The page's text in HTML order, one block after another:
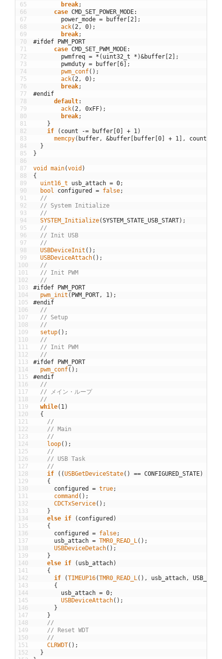
65
66
67
68
69
70
71
72
73
74
75
76
77
78
79
80
81
82
83
84
85
86
87
88
89
90
91
92
93
94
95
96
97
98
99
100
101
102
103
104
105
106
107
108
109
110
111
112
113
114
115
116
117
118
119
120
121
122
123
124
125
126
127
128
129
130
131
132
133
134
135
136
137
138
139
140
141
142
143
144
145
146
147
148
149
150
151
152
break;
case CMD_SET_POWER_MODE:
power_mode = buffer [2 ] ;
ack( 2 , 0) ;
break;
#ifdef PWM_PORT
case CMD_SET_PWM_MODE:
pwmfreq = * ( uint32_t * )&buffer [2 ] ;
pwmduty = buffer [6] ;
pwm_conf( ) ;
ack( 2 , 0) ;
break;
#endif
default:
ack( 2 , 0xFF) ;
break;
}
if
( count -= buffer [0] + 1 )
memcpy( buffer , &buffer [ buffer [0] + 1 ] , count
}
}
void main(void )
{
uint16_t usb_attach = 0;
bool
configured = false;
//
// System Initialize
//
SYSTEM_Initialize(SYSTEM_STATE_USB_START) ;
//
// Init USB
//
USBDeviceInit ( ) ;
USBDeviceAttach( ) ;
//
// Init PWM
//
#ifdef PWM_PORT
pwm_init ( PWM_PORT , 1 ) ;
#endif
//
// Setup
//
setup( ) ;
//
// Init PWM
//
#ifdef PWM_PORT
pwm_conf( ) ;
#endif
//
// メイン・ループ
//
while( 1 )
{
//
// Main
//
loop( ) ;
//
// USB Task
//
if
( (USBGetDeviceState( ) == CONFIGURED_STATE)
{
configured
= true;
command ( ) ;
CDCTxService( ) ;
}
else if ( configured )
{
configured
= false;
usb_attach = TMR0_READ_L ( ) ;
USBDeviceDetach( ) ;
}
else if ( usb_attach)
{
if
(TIMEUP16(TMR0_READ_L ( ) , usb_attach ,
{
usb_attach = 0;
USBDeviceAttach( ) ;
}
}
//
// Reset WDT
//
CLRWDT( ) ;
}